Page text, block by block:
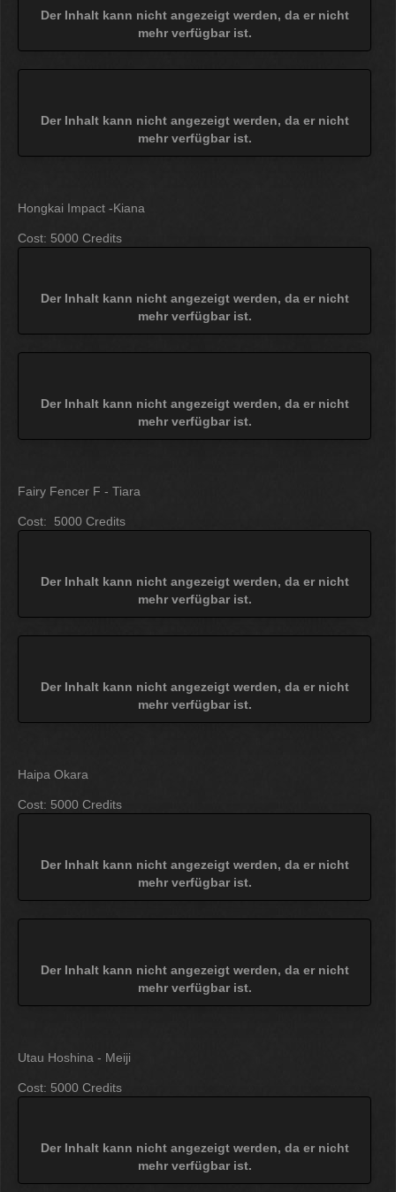
Der Inhalt kann nicht angezeigt werden, da er nicht
mehr verfügbar ist.
Der Inhalt kann nicht angezeigt werden, da er nicht
mehr verfügbar ist.
Hongkai Impact -Kiana
Cost: 5000 Credits
Der Inhalt kann nicht angezeigt werden, da er nicht
mehr verfügbar ist.
Der Inhalt kann nicht angezeigt werden, da er nicht
mehr verfügbar ist.
Fairy Fencer F - Tiara
Cost: 5000 Credits
Der Inhalt kann nicht angezeigt werden, da er nicht
mehr verfügbar ist.
Der Inhalt kann nicht angezeigt werden, da er nicht
mehr verfügbar ist.
Haipa Okara
Cost: 5000 Credits
Der Inhalt kann nicht angezeigt werden, da er nicht
mehr verfügbar ist.
Der Inhalt kann nicht angezeigt werden, da er nicht
mehr verfügbar ist.
Utau Hoshina - Meiji
Cost: 5000 Credits
Der Inhalt kann nicht angezeigt werden, da er nicht
mehr verfügbar ist.